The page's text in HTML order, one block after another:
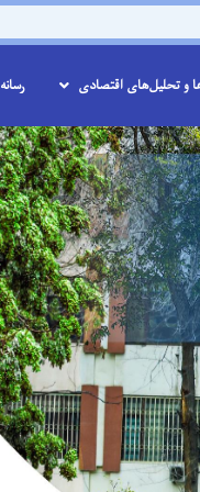
و تحلیل‌های اقتصادی رسانه